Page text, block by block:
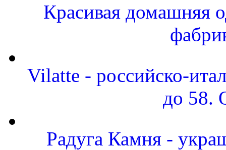
Красивая домашняя
Vilatte - российско-
до 58.
Радуга Камня -